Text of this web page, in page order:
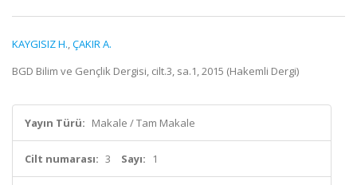
KAYGISIZ H.,ÇAKIR A.
BGD Bilim ve Gençlik Dergisi, cilt.3, sa.1, 2015 (Hakemli Dergi)
Yayın Türü: Makale / Tam Makale
Cilt numarası: 3 Sayı: 1